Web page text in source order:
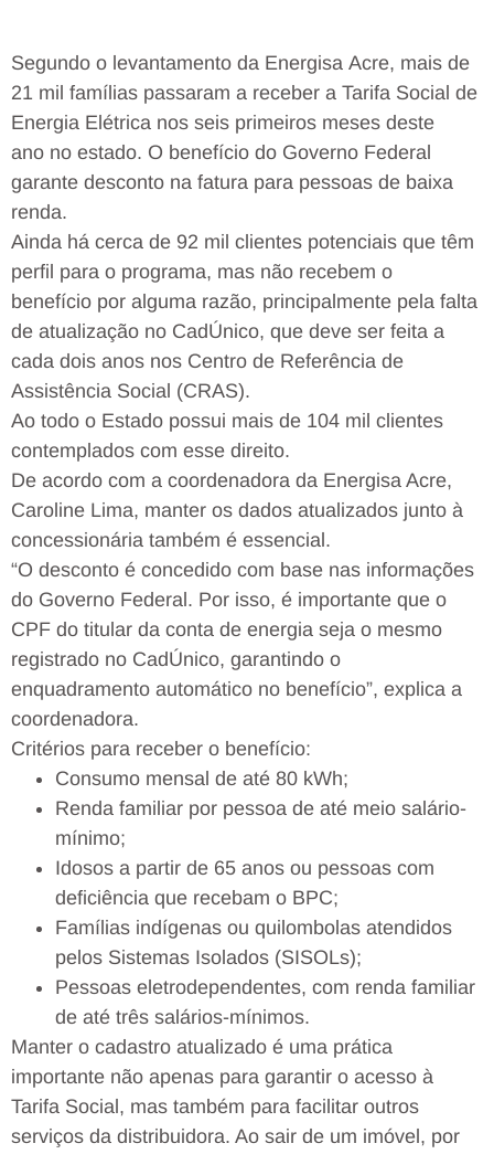
Segundo o levantamento da Energisa Acre, mais de
21 mil famílias passaram a receber a Tarifa Social de
Energia Elétrica nos seis primeiros meses deste
ano no estado. O benefício do Governo Federal
garante desconto na fatura para pessoas de baixa
renda.
Ainda há cerca de 92 mil clientes potenciais que têm
perfil para o programa, mas não recebem o
benefício por alguma razão, principalmente pela falta
de atualização no CadÚnico, que deve ser feita a
cada dois anos nos Centro de Referência de
Assistência Social (CRAS).
Ao todo o Estado possui mais de 104 mil clientes
contemplados com esse direito.
De acordo com a coordenadora da Energisa Acre,
Caroline Lima, manter os dados atualizados junto à
concessionária também é essencial.
“O desconto é concedido com base nas informações
do Governo Federal. Por isso, é importante que o
CPF do titular da conta de energia seja o mesmo
registrado no CadÚnico, garantindo o
enquadramento automático no benefício”, explica a
coordenadora.
Critérios para receber o benefício:
Consumo mensal de até 80 kWh;
Renda familiar por pessoa de até meio salário-
mínimo;
Idosos a partir de 65 anos ou pessoas com
deficiência que recebam o BPC;
Famílias indígenas ou quilombolas atendidos
pelos Sistemas Isolados (SISOLs);
Pessoas eletrodependentes, com renda familiar
de até três salários-mínimos.
Manter o cadastro atualizado é uma prática
importante não apenas para garantir o acesso à
Tarifa Social, mas também para facilitar outros
serviços da distribuidora. Ao sair de um imóvel, por